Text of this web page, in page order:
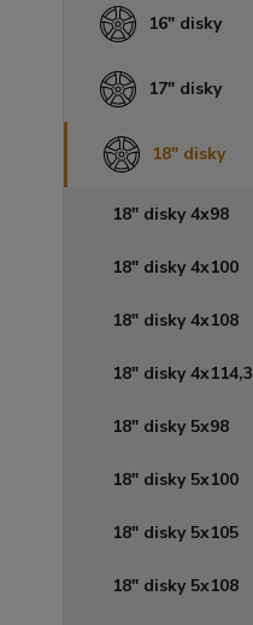
16" disky
17" disky
18" disky
18" disky 4x98
18" disky 4x100
18" disky 4x108
18" disky 4x114,3
18" disky 5x98
18" disky 5x100
18" disky 5x105
18" disky 5x108